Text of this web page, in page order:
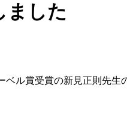
ました
ル賞受賞の新見正則先生